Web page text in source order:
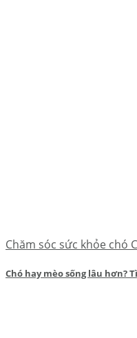
Chăm sóc sức khỏe chó
Chó hay mèo sống lâu hơn?